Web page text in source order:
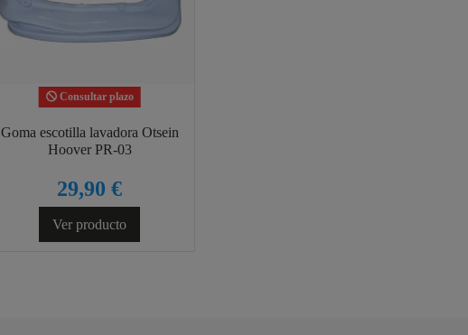
Consultar plazo
Goma escotilla lavadora Otsein
Hoover PR-03
29,90 €
Ver producto